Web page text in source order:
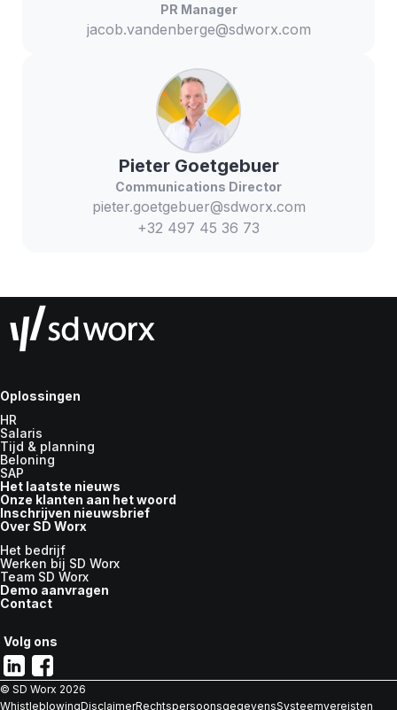
PR Manager
jacob.vandenberge@sdworx.com
Pieter Goetgebuer
Communications Director
pieter.goetgebuer@sdworx.com
+32 497 45 36 73
Oplossingen
HR
Salaris
Tijd & planning
Beloning
SAP
Het laatste nieuws
Onze klanten aan het woord
Inschrijven nieuwsbrief
Over SD Worx
Het bedrijf
Werken bij SD Worx
Team SD Worx
Demo aanvragen
Contact
Volg ons
© SD Worx 2026
WhistleblowingDisclaimerRechtspersoonsgegevensSysteemvereisten